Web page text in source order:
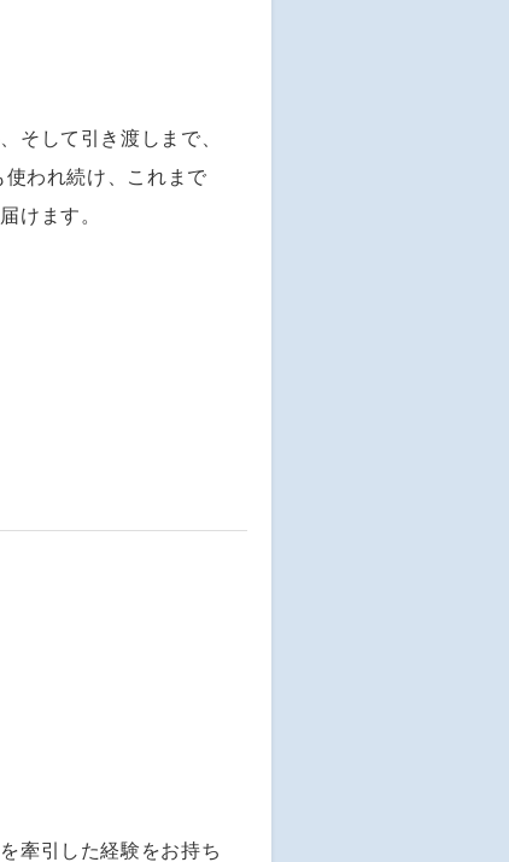
そして引き渡しまで、
われ続け、これまで
けます。
牽引した経験をお持ち